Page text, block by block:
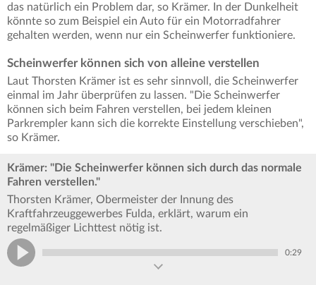
das natürlich ein Problem dar, so Krämer. In der Dunkelheit
könnte so zum Beispiel ein Auto für ein Motorradfahrer
gehalten werden, wenn nur ein Scheinwerfer funktioniere.
Scheinwerfer können sich von alleine verstellen
Laut Thorsten Krämer ist es sehr sinnvoll, die Scheinwerfer
einmal im Jahr überprüfen zu lassen. "Die Scheinwerfer
können sich beim Fahren verstellen, bei jedem kleinen
Parkrempler kann sich die korrekte Einstellung verschieben",
so Krämer.
Krämer: "Die Scheinwerfer können sich durch das normale
Fahren verstellen."
Thorsten Krämer, Obermeister der Innung des
Kraftfahrzeuggewerbes Fulda, erklärt, warum ein
regelmäßiger Lichttest nötig ist.
0:29